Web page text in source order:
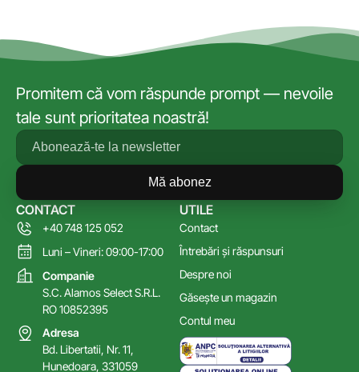
Promitem că vom răspunde prompt — nevoile
tale sunt prioritatea noastră!
Mă abonez
UTILE
Contact
Întrebări și răspunsuri
Despre noi
Găsește un magazin
Contul meu
CONTACT
+40 748 125 052
Luni – Vineri: 09:00-17:00
Companie
S.C. Alamos Select S.R.L.
RO 10852395
Adresa
Bd. Libertatii, Nr. 11,
Hunedoara, 331059